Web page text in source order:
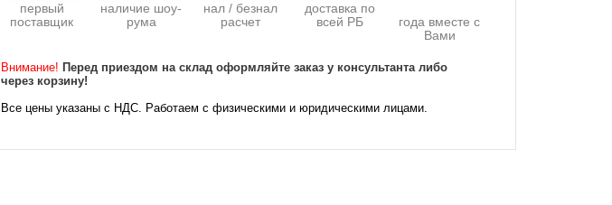
первый
поставщик
наличие шоу-
рума
нал / безнал
расчет
доставка по
всей РБ
года вместе с
Вами
Внимание! Перед приездом на склад оформляйте заказ у консультанта либо
через корзину!
Все цены указаны с НДС. Работаем с физическими и юридическими лицами.